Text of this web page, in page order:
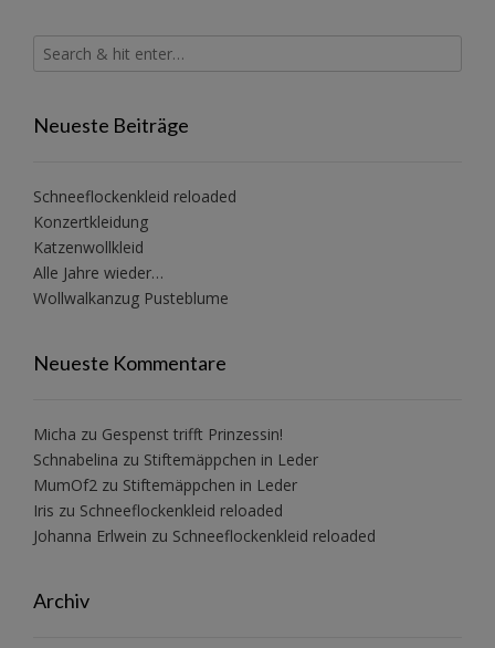
Neueste Beiträge
Schneeflockenkleid reloaded
Konzertkleidung
Katzenwollkleid
Alle Jahre wieder…
Wollwalkanzug Pusteblume
Neueste Kommentare
Micha zu Gespenst trifft Prinzessin!
Schnabelina zu Stiftemäppchen in Leder
MumOf2 zu Stiftemäppchen in Leder
Iris zu Schneeflockenkleid reloaded
Johanna Erlwein zu Schneeflockenkleid reloaded
Archiv